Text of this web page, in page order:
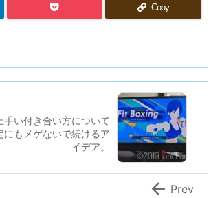
Copy
い付き合い方について
にもメゲないで続けるア
イデア。
 Prev